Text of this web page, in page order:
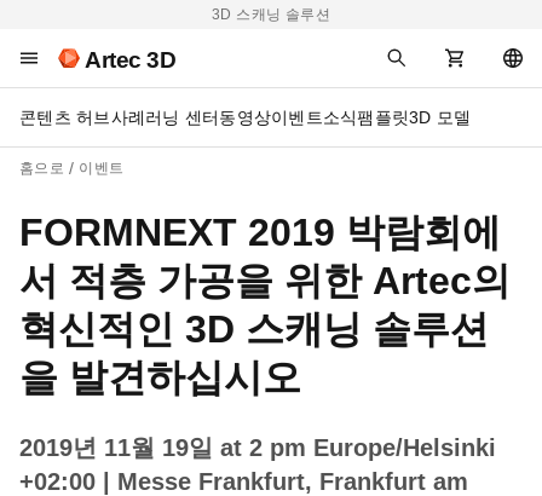
3D 스캐닝 솔루션
Artec 3D
콘텐츠 허브사례러닝 센터동영상이벤트소식팸플릿3D 모델
홈으로 이벤트
FORMNEXT 2019 박람회에
서 적층 가공을 위한 Artec의
혁신적인 3D 스캐닝 솔루션
을 발견하십시오
2019년 11월 19일 at 2 pm Europe/Helsinki
+02:00
| Messe Frankfurt, Frankfurt am